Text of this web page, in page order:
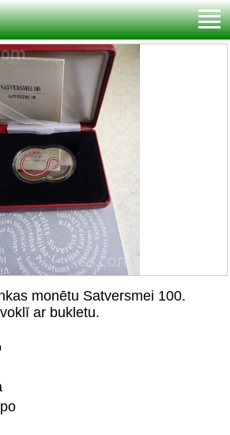
monētu Satversmei 100.
ar bukletu.